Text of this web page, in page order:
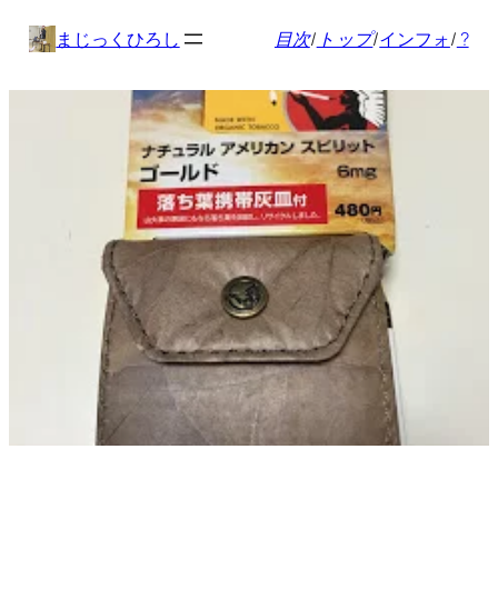
まじっくひろし 目次/ トップ/インフォ/ ?